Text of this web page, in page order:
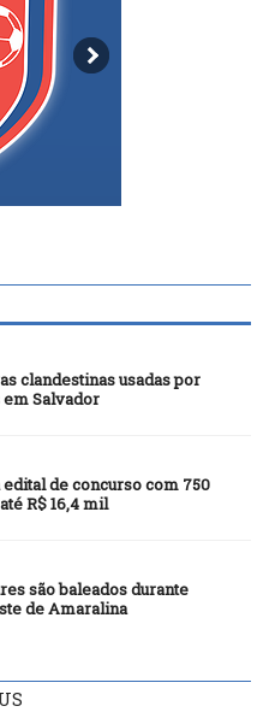
clandestinas usadas por
Salvador
de concurso com 750
R$ 16,4 mil
são baleados durante
de Amaralina